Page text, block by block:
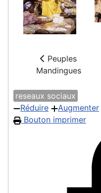
Peuples
Mandingues
reseaux sociaux
Réduire
Augmenter
Bouton imprimer